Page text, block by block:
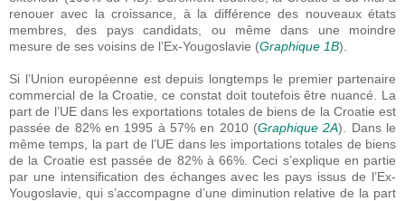
renouer avec la croissance, à la différence des nouveaux états
membres, des pays candidats, ou même dans une moindre
mesure de ses voisins de l’Ex-Yougoslavie (Graphique 1B).
Si l’Union européenne est depuis longtemps le premier partenaire
commercial de la Croatie, ce constat doit toutefois être nuancé. La
part de l’UE dans les exportations totales de biens de la Croatie est
passée de 82% en 1995 à 57% en 2010 (Graphique 2A). Dans le
même temps, la part de l’UE dans les importations totales de biens
de la Croatie est passée de 82% à 66%. Ceci s’explique en partie
par une intensification des échanges avec les pays issus de l’Ex-
Yougoslavie, qui s’accompagne d’une diminution relative de la part